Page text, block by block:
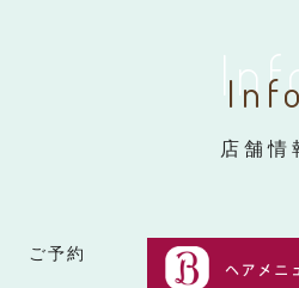
店舗情
ご予約